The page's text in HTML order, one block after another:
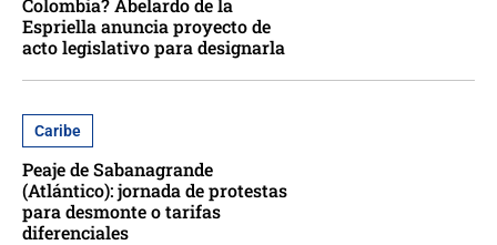
Colombia? Abelardo de la
Espriella anuncia proyecto de
acto legislativo para designarla
Caribe
Peaje de Sabanagrande
(Atlántico): jornada de protestas
para desmonte o tarifas
diferenciales